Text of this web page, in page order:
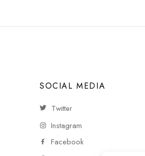
SOCIAL MEDIA
Twitter
Instagram
Facebook